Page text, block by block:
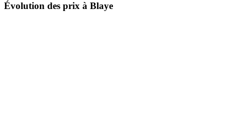
Évolution des prix à Blaye